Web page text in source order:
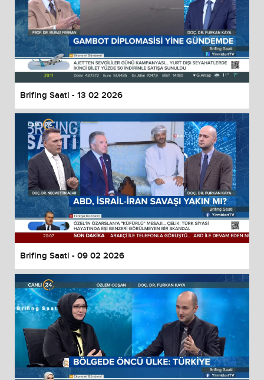
Brifing Saati - 13 02 2026
Brifing Saati - 09 02 2026